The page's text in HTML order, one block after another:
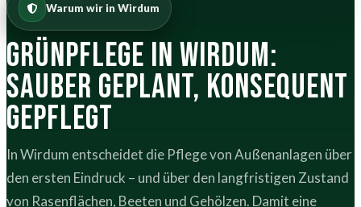
Warum wir in Wirdum
Grünpflege in Wirdum:
sauber geplant, konsequent
gepflegt
In Wirdum entscheidet die Pflege von Außenanlagen über
den ersten Eindruck – und über den langfristigen Zustand
von Rasenflächen, Beeten und Gehölzen. Damit eine